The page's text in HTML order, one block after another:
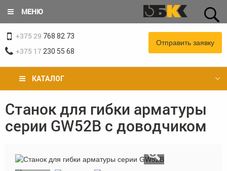
основному
содержанию
МЕНЮ
+375 29 768 82 73
+375 17 230 55 68
Отправить заявку
КАТАЛОГ
Вы
здесь
Станок для гибки арматуры
серии GW52B с доводчиком